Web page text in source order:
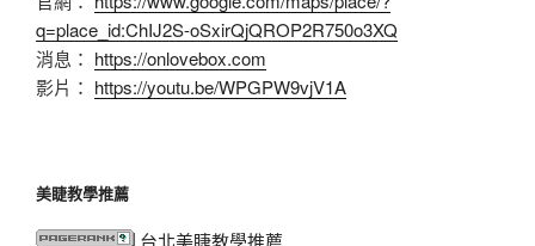
q=place_id:ChIJ2S-oSxirQjQROP2R750o3XQ
消息： https://onlovebox.com
影片： https://youtu.be/WPGPW9vjV1A
美睫教學推薦
台北美睫教學推薦